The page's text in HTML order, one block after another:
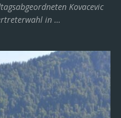
Kovacevic
in …